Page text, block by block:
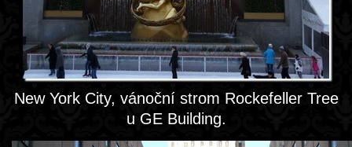
New York City, vánoční strom Rockefeller Tree
u GE Building.